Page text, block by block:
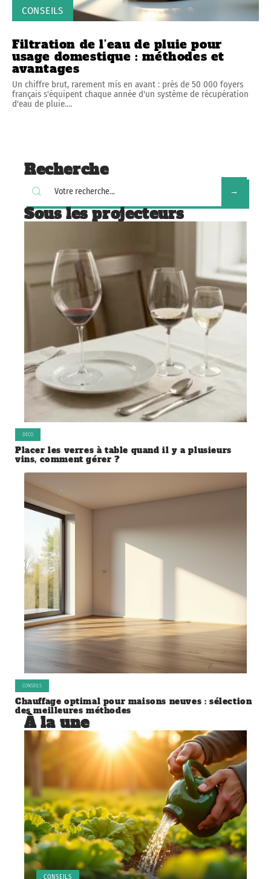
CONSEILS
Filtration de l’eau de pluie pour
usage domestique : méthodes et
avantages
Un chiffre brut, rarement mis en avant : près de 50 000 foyers
français s'équipent chaque année d'un système de récupération
d'eau de pluie.…
Recherche
Sous les projecteurs
DÉCO
Placer les verres à table quand il y a plusieurs
vins, comment gérer ?
CONSEILS
Chauffage optimal pour maisons neuves : sélection
des meilleures méthodes
À la une
CONSEILS